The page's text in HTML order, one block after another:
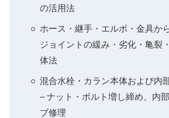
の活用法
ホース・継手・エルボ・金具か
ジョイントの緩み・劣化・亀裂
体法
混合水栓・カラン本体および内
– ナット・ボルト増し締め、内
ブ修理